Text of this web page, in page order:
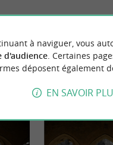
À
à naviguer, vous
d'audience. Certaines
déposent également
EN SAVOIR